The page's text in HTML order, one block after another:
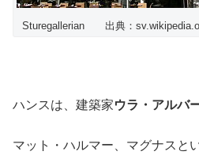
Sturegallerian 出典：
ハンスは、建築家ウラ・アルバ
マット・ハルマー、マグナスと